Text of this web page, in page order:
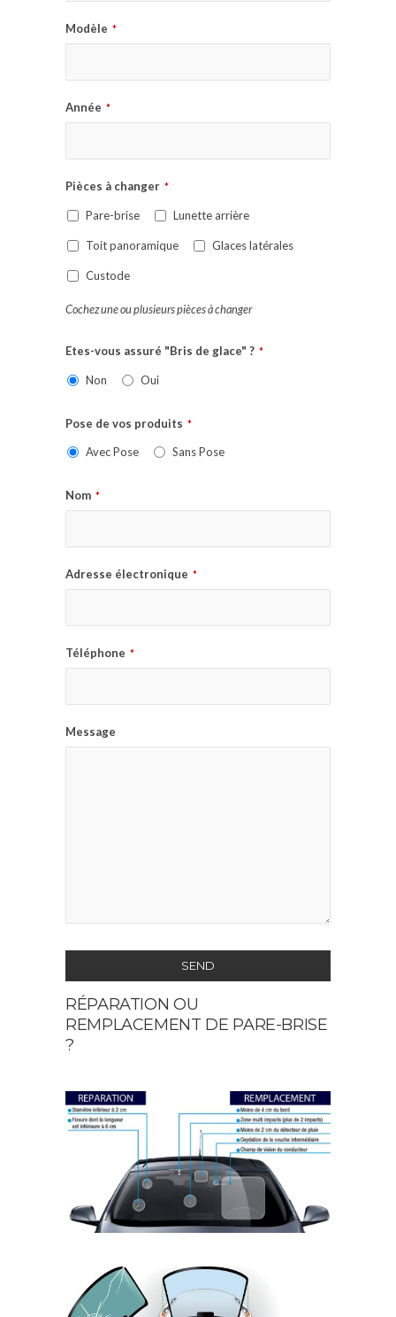
Modèle *
Année *
Pièces à changer *
Pare-brise Lunette arrière
Toit panoramique Glaces latérales
Custode
Cochez une ou plusieurs pièces à changer
Etes-vous assuré "Bris de glace" ? *
Non Oui
Pose de vos produits *
Avec Pose Sans Pose
Nom *
Adresse électronique *
Téléphone *
Message
SEND
This
field
should
left
blank
RÉPARATION OU
REMPLACEMENT DE PARE-BRISE
?